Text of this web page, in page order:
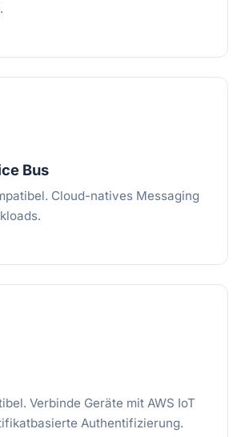
Bus
Cloud-natives Messaging
Verbinde Geräte mit AWS IoT
Authentifizierung.